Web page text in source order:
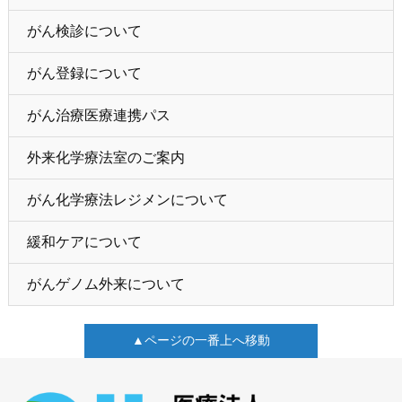
がん検診について
がん登録について
がん治療医療連携パス
外来化学療法室のご案内
がん化学療法レジメンについて
緩和ケアについて
がんゲノム外来について
▲ページの一番上へ移動